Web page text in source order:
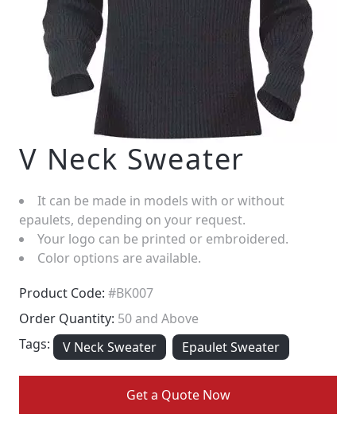
V Neck Sweater
It can be made in models with or without
epaulets, depending on your request.
Your logo can be printed or embroidered.
Color options are available.
Product Code: #BK007
Order Quantity: 50 and Above
Tags:
V Neck Sweater Epaulet Sweater
Get a Quote Now